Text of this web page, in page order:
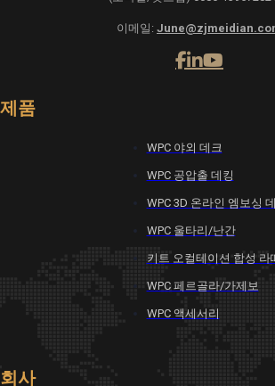
이메일:
제품
WPC 야외 데크
WPC 공압출 데킹
WPC 3D 온라인 엠보싱
WPC 울타리/난간
키트 오컬테이션 합성 라
WPC 페르골라/가제보
WPC 액세서리
회사